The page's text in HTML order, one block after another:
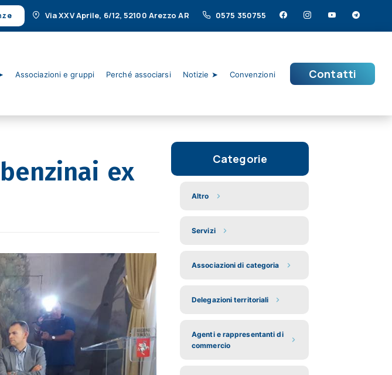
Via XXV Aprile, 6/12, 52100 Arezzo AR 0575 350755
Associazioni e gruppi Perché associarsi Notizie ➤ Convenzioni Contatti
ex
Categorie
Altro
Servizi
Associazioni di categoria
Delegazioni territoriali
Agenti e rappresentanti di
commercio